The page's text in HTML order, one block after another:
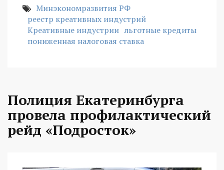
Минэкономразвития РФ
реестр креативных индустрий
Креативные индустрии льготные кредиты
пониженная налоговая ставка
Полиция Екатеринбурга
провела профилактический
рейд «Подросток»